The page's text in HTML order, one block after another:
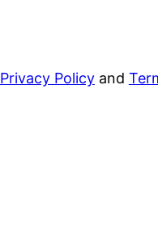
Privacy Policyand